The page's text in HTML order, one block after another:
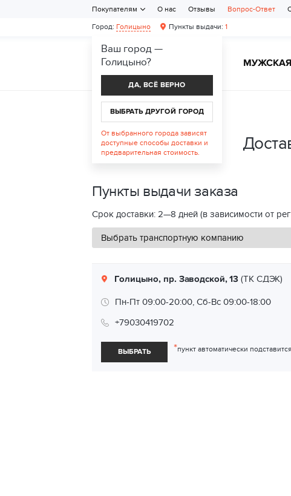
ЖЕНСКАЯ ОБУВЬ
Город: Голицыно Пункты выдачи: 1
Покупателям О нас Отзывы Вопрос-Ответ
Пункты выдачи заказа
Срок доставки: 2—8 дней (в зависимости от
Голицыно, пр. Заводской, 13 (ТК СДЭК)
Пн-Пт 09:00-20:00, Сб-Вс 09:00-18:00
+79030419702
ВЫБРАТЬ *пункт автоматически
Ваш город —
Голицыно?
ДА, ВСЁ ВЕРНО
ВЫБРАТЬ ДРУГОЙ ГОРОД
От выбранного города зависят
доступные способы доставки и
предварительная стоимость.